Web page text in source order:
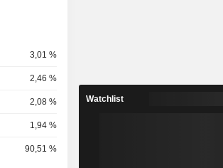
3,01 %
2,46 %
2,08 %
1,94 %
90,51 %
Watchlist